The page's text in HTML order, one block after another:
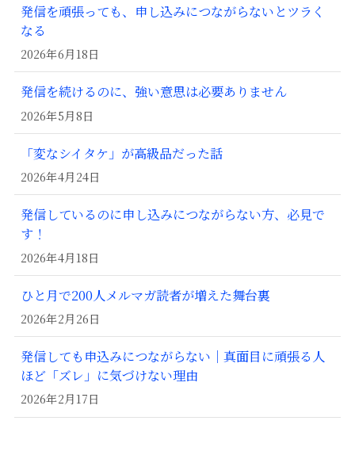
発信を頑張っても、申し込みにつながらないとツラく
なる
2026年6月18日
発信を続けるのに、強い意思は必要ありません
2026年5月8日
「変なシイタケ」が高級品だった話
2026年4月24日
発信しているのに申し込みにつながらない方、必見で
す！
2026年4月18日
ひと月で200人メルマガ読者が増えた舞台裏
2026年2月26日
発信しても申込みにつながらない｜真面目に頑張る人
ほど「ズレ」に気づけない理由
2026年2月17日